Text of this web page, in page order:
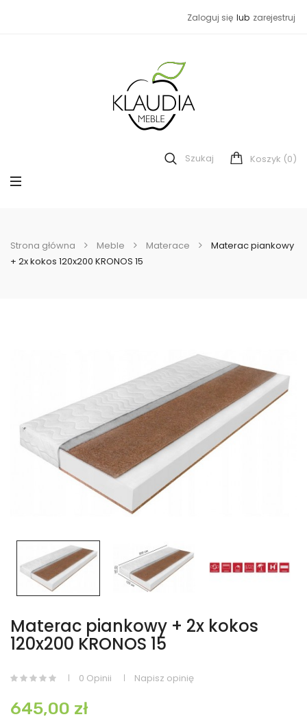
Zaloguj się lub zarejestruj
Szukaj Koszyk (0)
Strona główna Meble Materace
Materac piankowy
+ 2x kokos 120x200 KRONOS 15
Materac piankowy + 2x kokos
120x200 KRONOS 15
0 Opinii Napisz opinię
645,00 zł